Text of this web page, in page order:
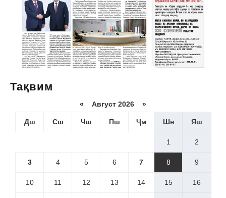
Тақвим
« Август 2026 »
Дш Сш Чш Пш Ҷм Шн Яш
1 2
3 4 5 6 7 8 9
10 11 12 13 14 15 16